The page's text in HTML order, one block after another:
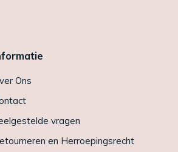
Ons
vragen
en Herroepingsrecht